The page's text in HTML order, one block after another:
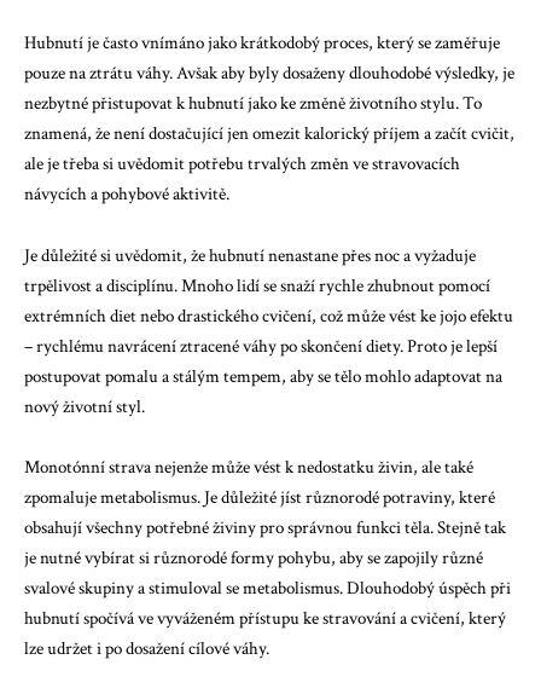
Hubnutí je často vnímáno jako krátkodobý proces, který se zaměřuje
pouze na ztrátu váhy. Avšak aby byly dosaženy dlouhodobé výsledky, je
nezbytné přistupovat k hubnutí jako ke změně životního stylu. To
znamená, že není dostačující jen omezit kalorický příjem a začít cvičit,
ale je třeba si uvědomit potřebu trvalých změn ve stravovacích
návycích a pohybové aktivitě.
Je důležité si uvědomit, že hubnutí nenastane přes noc a vyžaduje
trpělivost a disciplínu. Mnoho lidí se snaží rychle zhubnout pomocí
extrémních diet nebo drastického cvičení, což může vést ke jojo efektu
– rychlému navrácení ztracené váhy po skončení diety. Proto je lepší
postupovat pomalu a stálým tempem, aby se tělo mohlo adaptovat na
nový životní styl.
Monotónní strava nejenže může vést k nedostatku živin, ale také
zpomaluje metabolismus. Je důležité jíst různorodé potraviny, které
obsahují všechny potřebné živiny pro správnou funkci těla. Stejně tak
je nutné vybírat si různorodé formy pohybu, aby se zapojily různé
svalové skupiny a stimuloval se metabolismus. Dlouhodobý úspěch při
hubnutí spočívá ve vyváženém přístupu ke stravování a cvičení, který
lze udržet i po dosažení cílové váhy.